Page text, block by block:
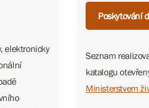
elektronicky
Poskytování
Seznam
katalogu
Ministerstvem